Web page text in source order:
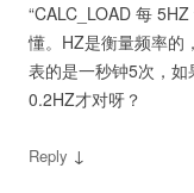
“CALC_LOAD 每
懂。HZ是衡量频率的
表的是一秒钟5次，
0.2HZ才对呀？
Reply ↓